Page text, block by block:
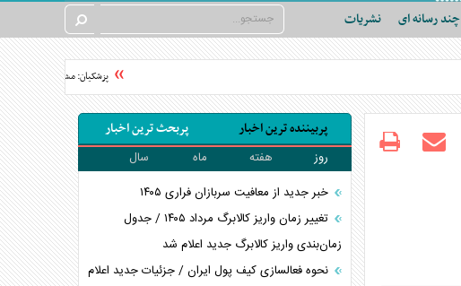
چند رسانه ای نشریات
پزشکیان: مشروطه نقطه عطف
پربیننده ترین اخبار پربحث ترین اخبار
روز هفته ماه
سال
خبر جدید از معافیت سربازان فراری ۱۴۰۵
تغییر زمان واریز کالابرگ مرداد ۱۴۰۵ / جدول
زمان‌بندی واریز کالابرگ جدید اعلام شد
نحوه فعالسازی کیف پول ایران / جزئیات جدید اعلام